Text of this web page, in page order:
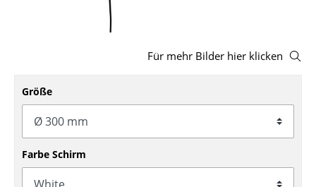
Schaukelstühle
Bürodrehstühle
Konferenzstühle
Bürosessel
Für mehr Bilder hier klicken
Größe
Farbe Schirm